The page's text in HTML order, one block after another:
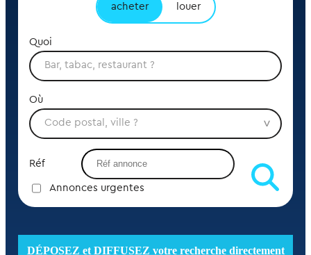
acheter louer
Quoi
Où
Réf
Annonces urgentes
DÉPOSEZ et DIFFUSEZ votre recherche directement